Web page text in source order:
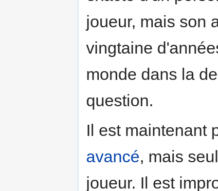
joueur, mais son
vingtaine
monde dans la
question.
Il est maintenant
avancé, mais
joueur. Il est